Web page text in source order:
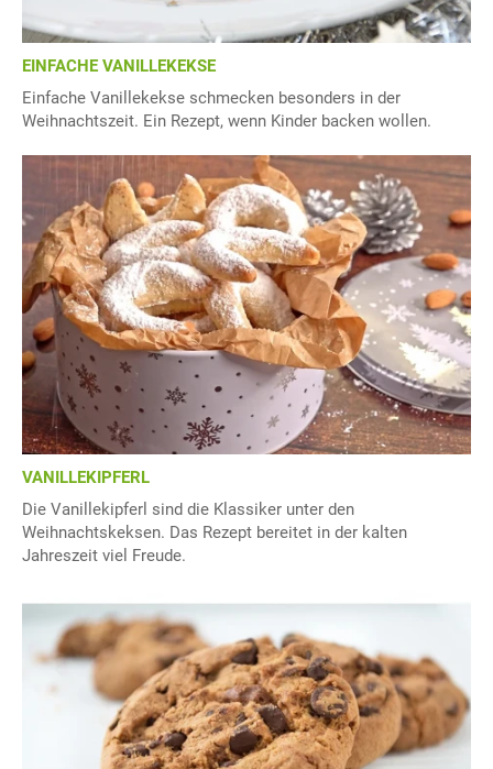
EINFACHE VANILLEKEKSE
Einfache Vanillekekse schmecken besonders in der
Weihnachtszeit. Ein Rezept, wenn Kinder backen wollen.
VANILLEKIPFERL
Die Vanillekipferl sind die Klassiker unter den
Weihnachtskeksen. Das Rezept bereitet in der kalten
Jahreszeit viel Freude.